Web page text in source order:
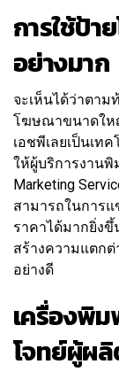
การใช้ป้
อย่างมาก
จะเห็นได้ว่าตาม
โฆษณาขนาดให
เอชพีเลยเป็นเ
ให้ผู้บริการงานพิ
Marketing
สามารถในการ
ราคาได้มากยิ่ง
สร้างความแตก
อย่างดี
เครื่องพิ
โจทย์ผู้ผ